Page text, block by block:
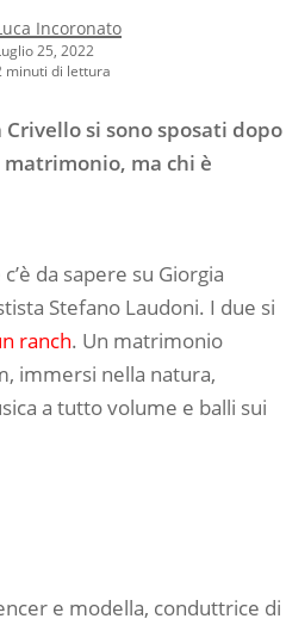
Incoronato
25, 2022
minuti di lettura
si sono sposati dopo
ma chi è
da sapere su Giorgia
Stefano Laudoni. I due si
ranch. Un matrimonio
immersi nella natura,
a tutto volume e balli sui
e modella, conduttrice di